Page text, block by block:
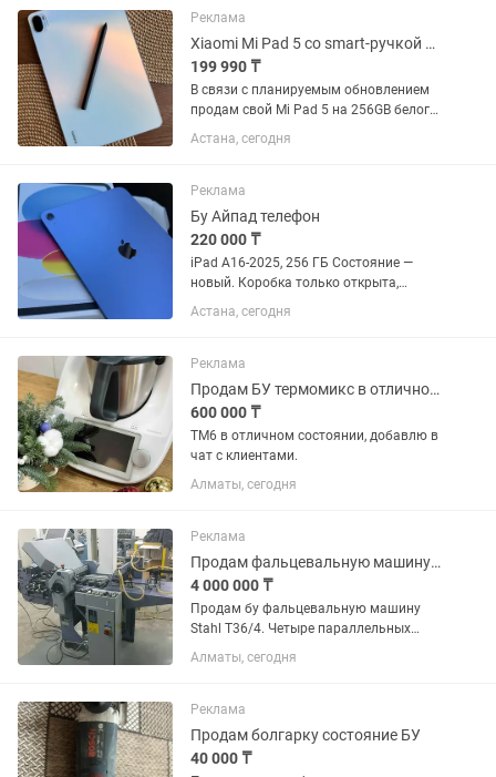
работе. Технические...
Реклама
Xiaomi Mi Pad 5 со smart-ручкой Mi Pen, 256GB, б/у
199 990 ₸
В связи с планируемым обновлением
продам свой Mi Pad 5 на 256GB белого
цвета, в комплекте с чехлом, и smart-
ручкой Mi Pen (есть сменные
отлично себя показывает в...
Астана, сегодня
Реклама
Бу Айпад телефон
220 000 ₸
iPad A16-2025, 256 ГБ Состояние —
новый. Коробка только открыта,
планшет вообще не использовался.
Аккумулятор — 100%. Идеальное
использования. Клавиш в подарок В...
Астана, сегодня
Реклама
Продам БУ термомикс в отличном состоянии черный лимитированный
600 000 ₸
ТМ6 в отличном состоянии, добавлю в
чат с клиентами.
Алматы, сегодня
Реклама
Продам фальцевальную машину Stahl T36/4
4 000 000 ₸
Продам бу фальцевальную машину
Stahl T36/4. Четыре параллельных
фальца. В идеальном состоянии.
Полностью комплектная и готова к
транспортируемую тележку. Возможен
обмен на...
Алматы, сегодня
Реклама
Продам болгарку состояние БУ
40 000 ₸